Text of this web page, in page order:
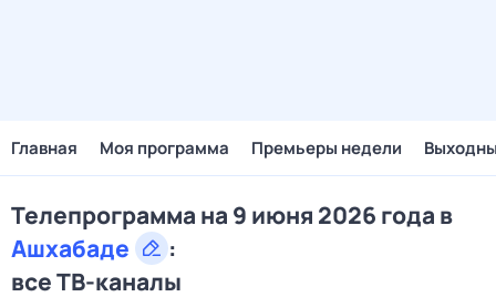
Главная Моя программа Премьеры недели
Телепрограмма на 9 июня 2026 года в
Ашхабаде
:
все ТВ-каналы